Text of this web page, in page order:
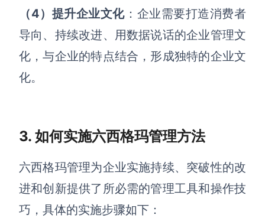
AI生成AARRR模型
模板社区
企业服务
用boardmix提升团队协作效率
企业版申请试用
满足企业级团队协作和管理需求
（4） 提升企业文化 ：企业需要打造消费者
导向、持续改进、用数据说话的企业管理文
化，与企业的特点结合，形成独特的企业文
化。
3. 如何实施六西格玛管理方法
六西格玛管理为企业实施持续、突破性的改
进和创新提供了所必需的管理工具和操作技
巧，具体的实施步骤如下：